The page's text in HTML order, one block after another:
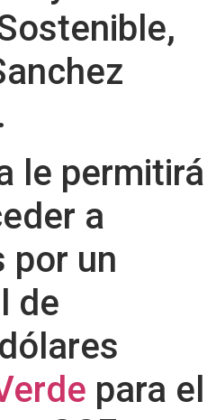
le permitirá
a
por un
de
para el